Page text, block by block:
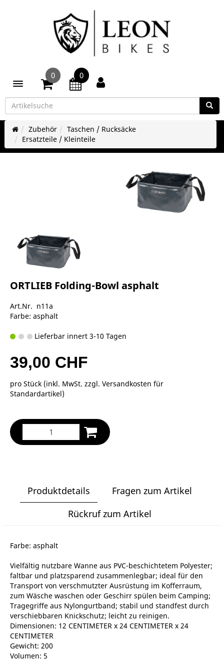
Toggle navigation
0 0
Zubehör
Taschen / Rucksäcke
Ersatzteile / Kleinteile
ORTLIEB Folding-Bowl asphalt
Art.Nr. n11a
Farbe: asphalt
Lieferbar innert 3-10 Tagen
39,00 CHF
pro Stück (inkl. MwSt. zzgl. Versandkosten für
Standardartikel)
Produktdetails
Fragen zum Artikel
Rückruf zum Artikel
Farbe: asphalt
Vielfältig nutzbare Wanne aus PVC-beschichtetem Polyester;
faltbar und platzsparend zusammenlegbar; ideal für den
Transport von verschmutzter Ausrüstung im Kofferraum,
zum Wäsche waschen oder Geschirr spülen beim Camping;
Tragegriffe aus Nylongurtband; stabil und standfest durch
verschiebbaren Knickschutz; leicht zu reinigen.
Dimensionen: 12 CENTIMETER x 24 CENTIMETER x 24
CENTIMETER
Gewicht: 200
Volumen: 5